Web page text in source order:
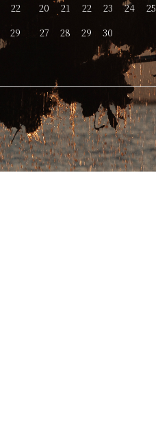
22
29
20
21 22 23 24 25
27
28 29 30